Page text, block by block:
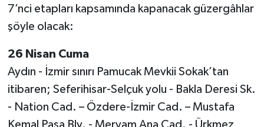
7’nci etapları kapsamında kapanacak güzergâhlar
şöyle olacak:
26 Nisan Cuma
Aydın - İzmir sınırı Pamucak Mevkii Sokak’tan
itibaren; Seferihisar-Selçuk yolu - Bakla Deresi Sk.
- Nation Cad. – Özdere-İzmir Cad. – Mustafa